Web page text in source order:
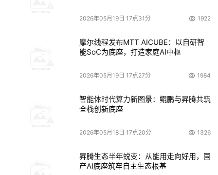
2026年05月19日 17点31分 1922
摩尔线程发布MTT AICUBE：以自研智
能SoC为底座，打造家庭AI中枢
2026年05月19日 17点27分 1984
智能体时代算力新图景：鲲鹏与昇腾共筑
全栈创新底座
2026年05月18日 17点20分 1326
昇腾生态半年蜕变：从能用走向好用，国
产AI底座筑牢自主生态根基